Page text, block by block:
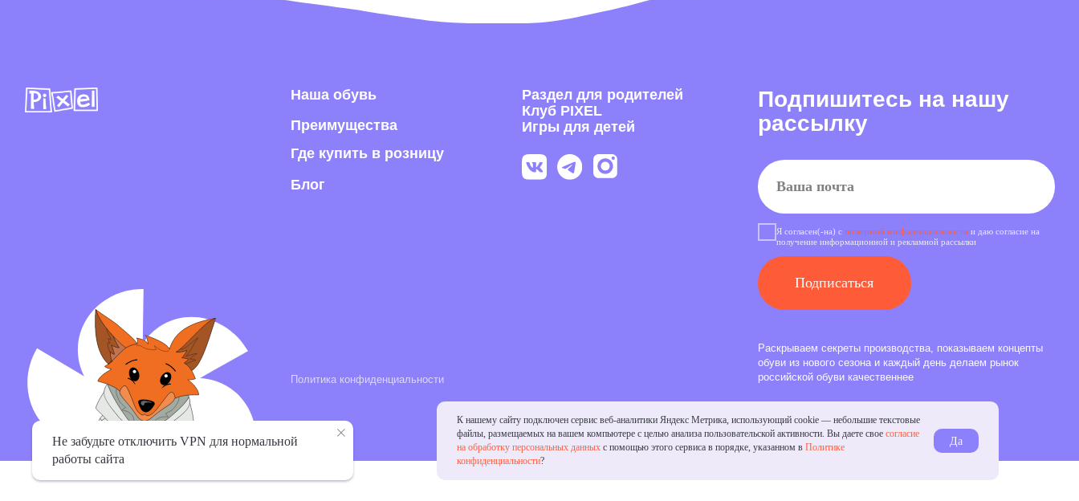
Раскрываем секреты производства, показываем концепты
российской обуви качественнее
Политика конфиденциальности
К нашему сайту подключен сервис веб-аналитики Яндекс Метрика, использующий cookie — небольшие текстовые
файлы, размещаемых на вашем компьютере с целью анализа пользовательской активности. Вы даете свое согласие
на обработку персональных данных с помощью этого сервиса в порядке, указанном в Политике
конфиденциальности?
Да
Не забудьте отключить VPN для нормальной
работы сайта